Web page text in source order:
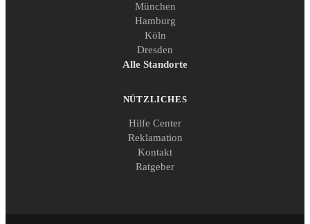
München
Hamburg
Köln
Dresden
Alle Standorte
NÜTZLICHES
Hilfe Center
Reklamation
Kontakt
Ratgeber